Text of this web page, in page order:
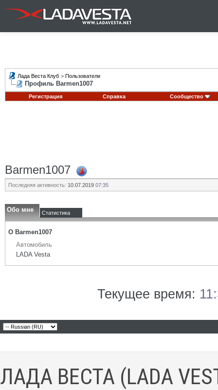
Лада Веста Клуб > Пользователи
Профиль Barmen1007
Регистрация Справка Сообщество
Barmen1007
Последняя активность: 10.07.2019 07:35
Обо мне Статистика
О Barmen1007
Автомобиль
LADA Vesta
Текущее время:
ЛАДА ВЕСТА (LADA